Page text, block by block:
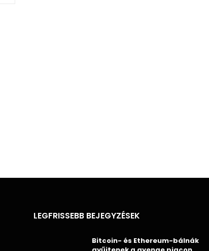
LEGFRISSEBB BEJEGYZÉSEK
Bitcoin- és Ethereum-bálnák